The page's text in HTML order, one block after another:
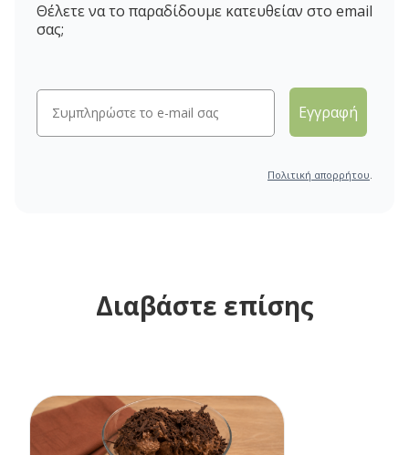
Θέλετε να το παραδίδουμε κατευθείαν στο email
σας;
Εγγραφή
Πολιτική απορρήτου.
Διαβάστε επίσης